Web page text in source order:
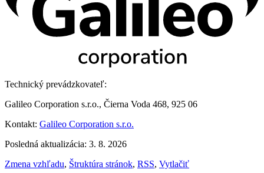
Technický prevádzkovateľ:
Galileo Corporation s.r.o., Čierna Voda 468, 925 06
Kontakt: Galileo Corporation s.r.o.
Posledná aktualizácia: 3. 8. 2026
Zmena vzhľadu, Štruktúra stránok, RSS, Vytlačiť